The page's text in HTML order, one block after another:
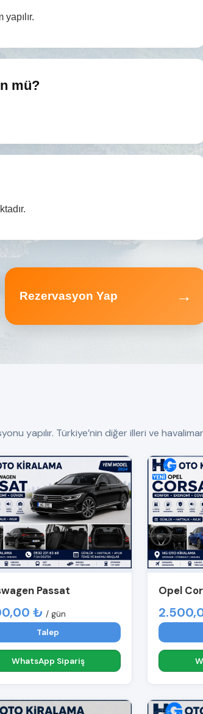
mü?
Rezervasyon Yap →
yapılır. Türkiye’nin diğer illeri ve
Passat
₺ / gün
Talep
WhatsApp Sipariş
Opel